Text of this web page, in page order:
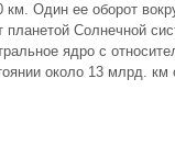
Один ее оборот
планетой Солнечной
ядро с
около 13 млрд.